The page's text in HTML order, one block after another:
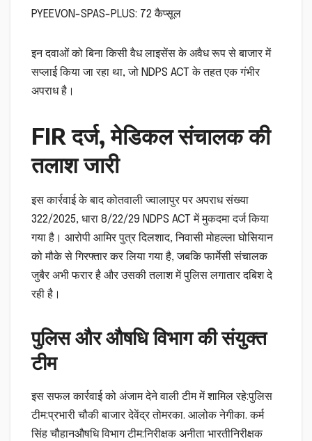
PYEEVON-SPAS-PLUS: 72 कैप्सूल
इन दवाओं को बिना किसी वैध लाइसेंस के अवैध रूप से बाजार में
सप्लाई किया जा रहा था, जो NDPS ACT के तहत एक गंभीर
अपराध है।
FIR दर्ज, मेडिकल संचालक की
तलाश जारी
इस कार्रवाई के बाद कोतवाली ज्वालापुर पर अपराध संख्या
322/2025, धारा 8/22/29 NDPS ACT में मुकदमा दर्ज किया
गया है। आरोपी आमिर पुत्र दिलशाद, निवासी मोहल्ला घोसियान
को मौके से गिरफ्तार कर लिया गया है, जबकि फार्मेसी संचालक
जुबैर अभी फरार है और उसकी तलाश में पुलिस लगातार दबिश दे
रही है।
पुलिस और औषधि विभाग की संयुक्त
टीम
इस सफल कार्रवाई को अंजाम देने वाली टीम में शामिल रहे:पुलिस
टीम:प्रभारी चौकी बाजार देवेंद्र तोमरका. आलोक नेगीका. कर्म
सिंह चौहानऔषधि विभाग टीम:निरीक्षक अनीता भारतीनिरीक्षक